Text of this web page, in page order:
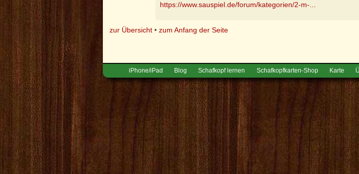
https://www.sauspiel.de/forum/kategorien/2-m-...
zur Übersicht •zum Anfang der Seite
iPhone/iPad Blog Schafkopf lernen Schafkopfkarten-Shop Karte